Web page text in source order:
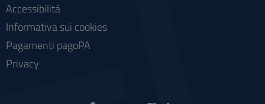
Accessibilità
Informativa sui cookies
Pagamenti pagoPA
Privacy